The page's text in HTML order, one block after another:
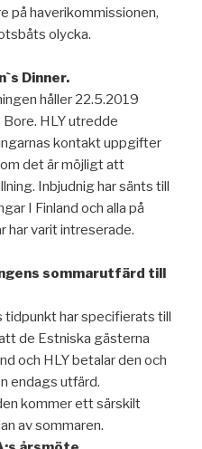
på haverikommissionen,
olycka.
Dinner.
håller 22.5.2019
Bore. HLYutredde
kontakt uppgifter
det är möjligt att
Inbjudnig har sänts till
I Finland och alla på
har varit intreserade.
sommarutfärd till
tidpunkt har specifierats till
de Estniska gästerna
och HLY betalar den och
endags utfärd.
kommer ett särskilt
av sommaren.